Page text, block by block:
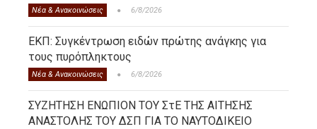
Νέα & Ανακοινώσεις 6/8/2026
ΕΚΠ: Συγκέντρωση ειδών πρώτης ανάγκης για
τους πυρόπληκτους
Νέα & Ανακοινώσεις 6/8/2026
ΣΥΖΗΤΗΣΗ ΕΝΩΠΙΟΝ ΤΟΥ ΣτΕ ΤΗΣ ΑΙΤΗΣΗΣ
ΑΝΑΣΤΟΛΗΣ ΤΟΥ ΔΣΠ ΓΙΑ ΤΟ ΝΑΥΤΟΔΙΚΕΙΟ